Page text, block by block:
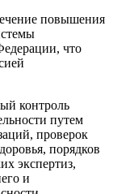
повышения
что
контроль
путем
проверок
порядков
экспертиз,
и